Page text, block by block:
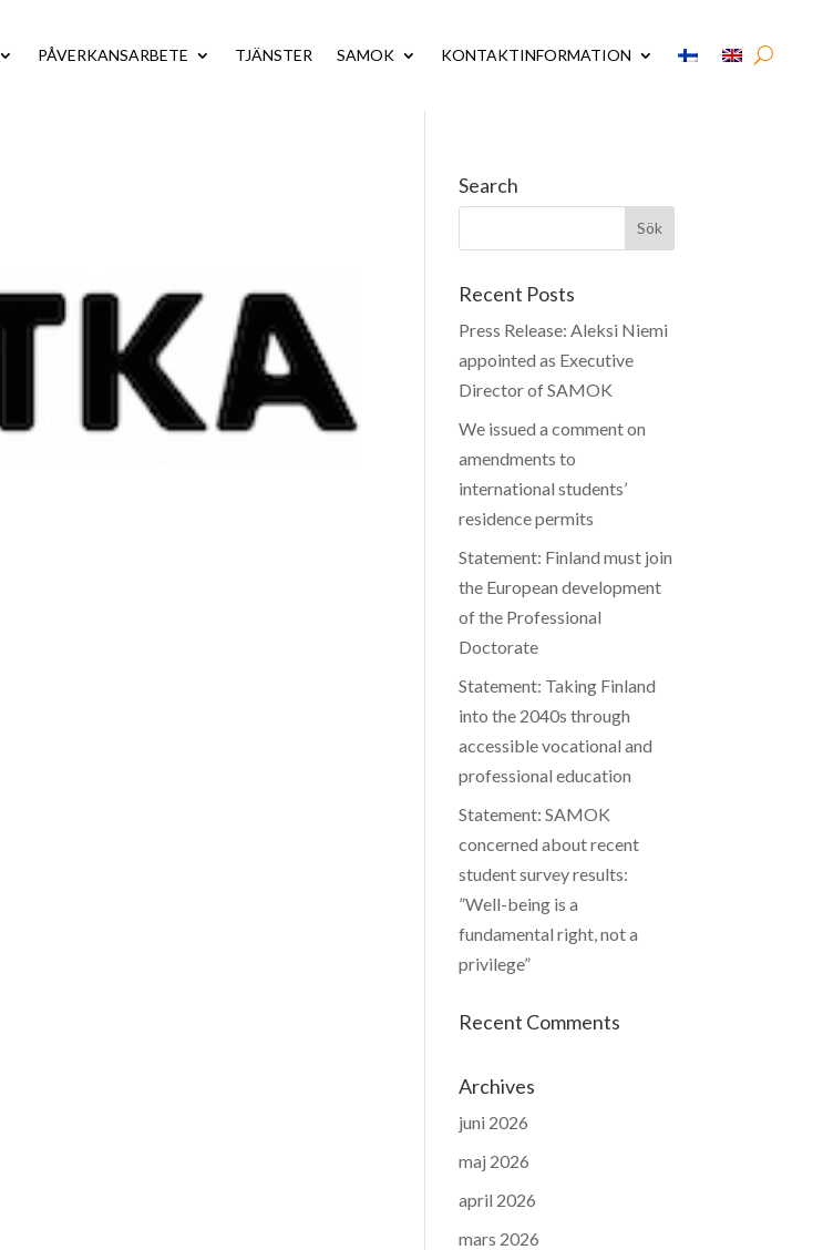
PÅVERKANSARBETE TJÄNSTER SAMOK KONTAKTINFORMATION
Search
Recent Posts
Press Release: Aleksi Niemi
appointed as Executive
Director of SAMOK
We issued a comment on
amendments to
international students’
residence permits
Statement: Finland must join
the European development
of the Professional
Doctorate
Statement: Taking Finland
into the 2040s through
accessible vocational and
professional education
Statement: SAMOK
concerned about recent
student survey results:
”Well-being is a
fundamental right, not a
privilege”
Recent Comments
Archives
juni 2026
maj 2026
april 2026
mars 2026